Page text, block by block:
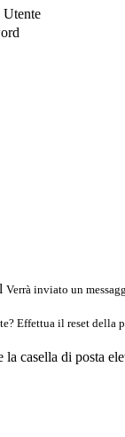
Utente
Verrà inviato un
Effettua il reset della
casella di posta